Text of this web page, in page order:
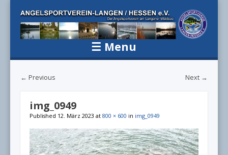
Langen /
e.V.
Der Angelsportverein am Langener Waldsee
☰ Menu
Skip to content
← Previous Next →
img_0949
Published 12. März 2023 at 800 × 600 in img_0949